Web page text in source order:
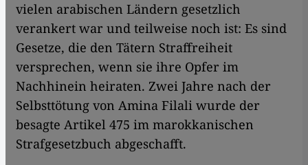
vielen arabischen Ländern gesetzlich
verankert war und teilweise noch ist: Es sind
Gesetze, die den Tätern Straffreiheit
versprechen, wenn sie ihre Opfer im
Nachhinein heiraten. Zwei Jahre nach der
Selbsttötung von Amina Filali wurde der
besagte Artikel 475 im marokkanischen
Strafgesetzbuch abgeschafft.